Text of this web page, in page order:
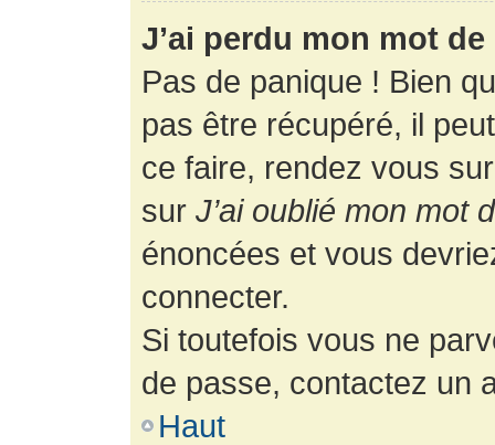
J’ai perdu mon mot
Pas de panique ! Bien
pas être récupéré, il
ce faire, rendez vous
sur J’ai oublié mon mot
énoncées et vous
connecter.
Si toutefois vous ne
de passe, contactez un
Haut